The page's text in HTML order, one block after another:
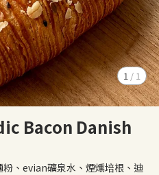
1 / 1
Bacon Danish
、evian礦泉水、煙燻培根、迪